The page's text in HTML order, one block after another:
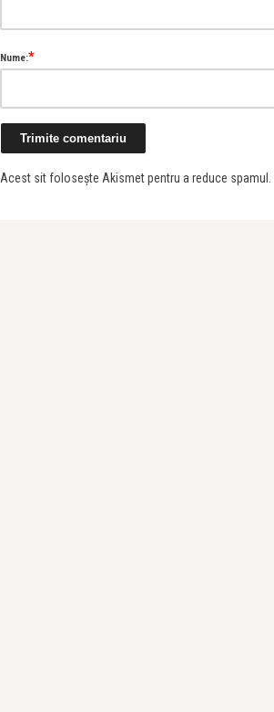
Nume:*
Acest sit folosește Akismet pentru a reduce spamul.